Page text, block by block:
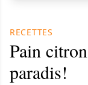
RECETTES
Pain
paradis!